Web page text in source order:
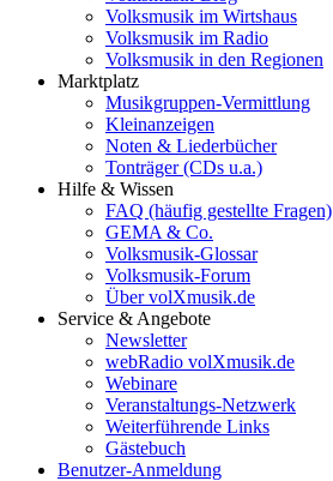
Volksmusik im Wirtshaus
Volksmusik im Radio
Volksmusik in den Regionen
Marktplatz
Musikgruppen-Vermittlung
Kleinanzeigen
Noten & Liederbücher
Tonträger (CDs u.a.)
Hilfe & Wissen
FAQ (häufig gestellte Fragen)
GEMA & Co.
Volksmusik-Glossar
Volksmusik-Forum
Über volXmusik.de
Service & Angebote
Newsletter
webRadio volXmusik.de
Webinare
Veranstaltungs-Netzwerk
Weiterführende Links
Gästebuch
Benutzer-Anmeldung